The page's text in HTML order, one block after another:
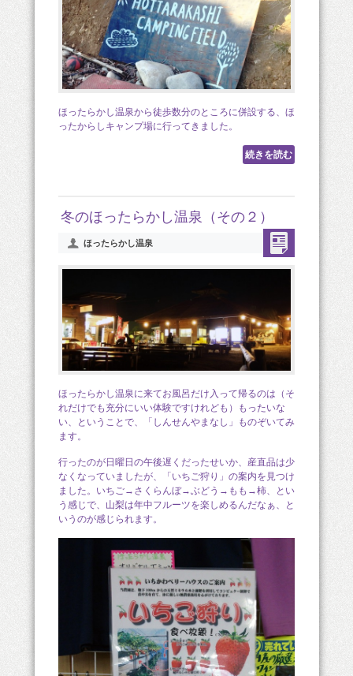
ほったらかし温泉から徒歩数分のところに併設する、ほ
ったからしキャンプ場に行ってきました。
続きを読む
冬のほったらかし温泉（その２）
ほったらかし温泉
ほったらかし温泉に来てお風呂だけ入って帰るのは（そ
れだけでも充分にいい体験ですけれども）もったいな
い、ということで、「しんせんやまなし」ものぞいてみ
ます。
行ったのが日曜日の午後遅くだったせいか、産直品は少
なくなっていましたが、「いちご狩り」の案内を見つけ
ました。いちご→さくらんぼ→ぶどう→もも→柿、とい
う感じで、山梨は年中フルーツを楽しめるんだなぁ、と
いうのが感じられます。